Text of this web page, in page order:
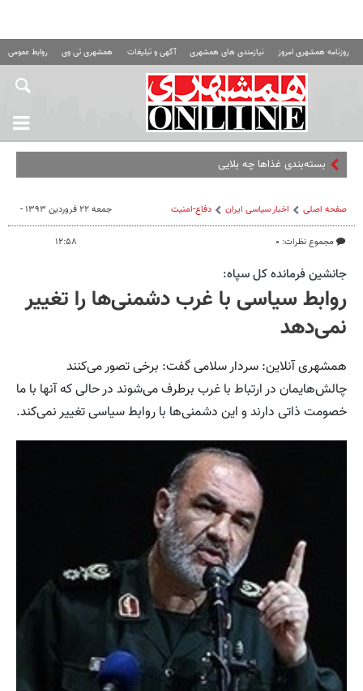
روزنامه همشهری امروز نیازمندی های همشهری آگهی و تبلیغات همشهری تی وی روابط عمومی
بسته‌بندی غذاها چه بلایی سر کبد می‌آو
صفحه اصلی اخبار سیاسی ایران دفاع-امنیت
مجموع نظرات: ۰
جمعه ۲۲ فروردین ۱۳۹۳ -
۱۲:۵۸
جانشین فرمانده کل سپاه:
روابط سیاسی با غرب دشمنی‌ها را تغییر
نمی‌دهد
همشهری آنلاین: سردار سلامی گفت: برخی تصور می‌کنند
چالش‌هایمان در ارتباط با غرب برطرف می‌شوند در حالی که آنها با ما
خصومت ذاتی دارند و این دشمنی‌ها با روابط سیاسی تغییر نمی‌کند.